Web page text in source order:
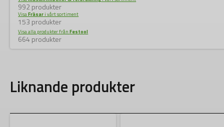
992 produkter
VisaFräsar i vårt sortiment
153 produkter
Visa alla produkter frånFestool
664 produkter
Liknande produkter